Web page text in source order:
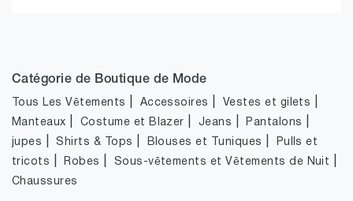
Catégorie de Boutique de Mode
Tous Les Vêtements Accessoires Vestes et gilets
Manteaux Costume et Blazer Jeans Pantalons
jupes |Shirts & Tops Blouses et Tuniques
Pulls et
tricots
Robes Sous-vêtements et Vêtements de Nuit
Chaussures